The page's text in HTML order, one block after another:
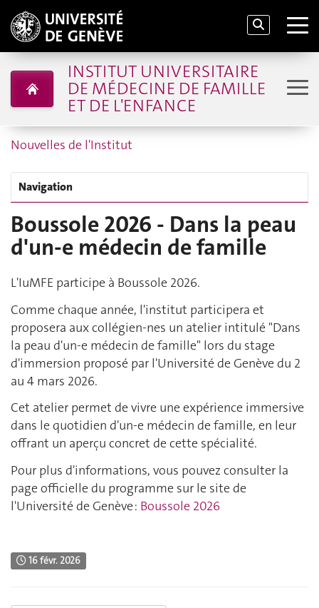
INSTITUT UNIVERSITAIRE
DE MÉDECINE DE FAMILLE
ET DE L'ENFANCE
Nouvelles de l'Institut
Navigation
Boussole 2026 - Dans la peau
d'un-e médecin de famille
L'IuMFE participe à Boussole 2026.
Comme chaque année, l'institut participera et
proposera aux collégien-nes un atelier intitulé "Dans
la peau d'un-e médecin de famille" lors du stage
d'immersion proposé par l'Université de Genève du 2
au 4 mars 2026.
Cet atelier permet de vivre une expérience immersive
dans le quotidien d'un-e médecin de famille, en leur
offrant un aperçu concret de cette spécialité.
Pour plus d'informations, vous pouvez consulter la
page officielle du programme sur le site de
l'Université de Genève : Boussole 2026
16 févr. 2026